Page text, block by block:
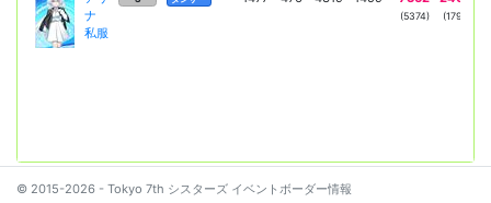
ナ
私服
(5374) (1799)
© 2015-2026 - Tokyo 7th シスターズ イベントボーダー情報